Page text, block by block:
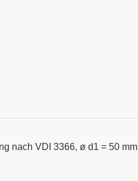
nach VDI 3366, ø d1 = 50 mm